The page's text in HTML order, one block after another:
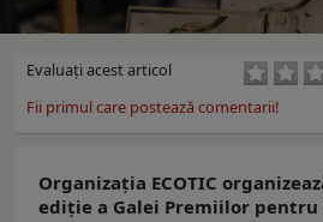
Evaluaţi acest articol
Fii primul care postează comentarii!
Organizația ECOTIC
ediție a Galei Premiilor pentru